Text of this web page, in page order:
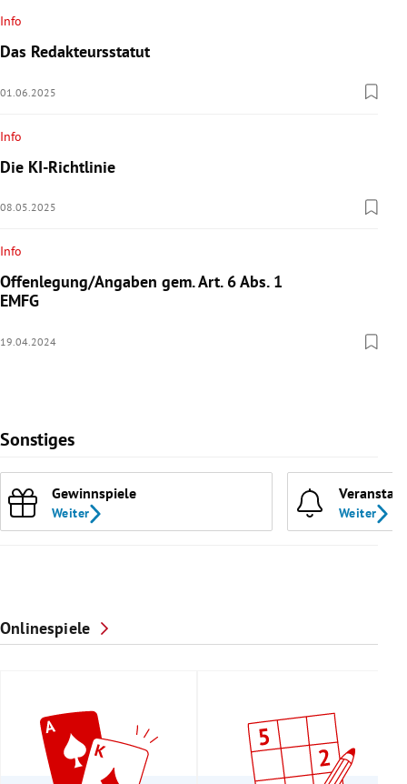
Untermenü
Info
Das Redakteursstatut
01.06.2025
Info
Die KI-Richtlinie
08.05.2025
Info
Offenlegung/Angaben gem. Art. 6 Abs. 1
EMFG
19.04.2024
Sonstiges
Gewinnspiele
Weiter Weiter
Onlinespiele